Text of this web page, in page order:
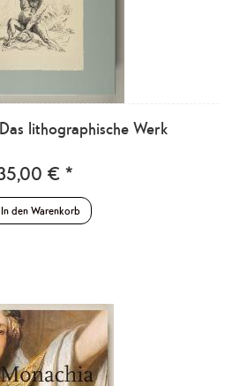
lithographische Werk
€ *
In den Warenkorb